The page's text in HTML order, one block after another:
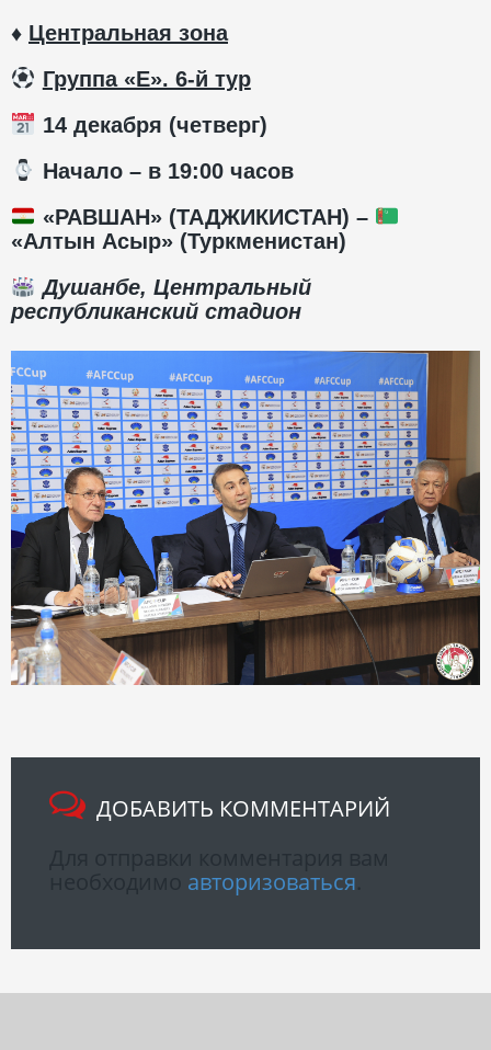
♦ Центральная зона
Группа «Е». 6-й тур
14 декабря (четверг)
️ Начало – в 19:00 часов
«РАВШАН» (ТАДЖИКИСТАН) –
«Алтын Асыр» (Туркменистан)
Душанбе, Центральный
республиканский стадион
ДОБАВИТЬ КОММЕНТАРИЙ
авторизоваться